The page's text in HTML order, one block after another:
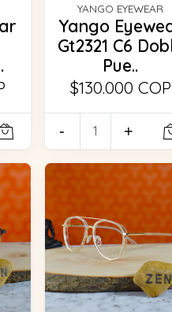
YANGO EYEWEAR
Yango
Gt2321 C6
Pue..
$130.000 COP
- +